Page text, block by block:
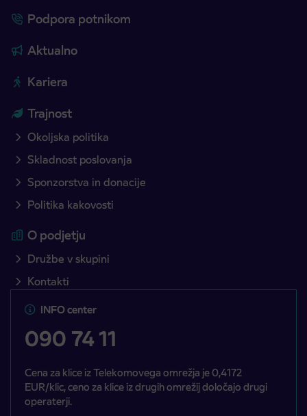
Podpora potnikom
Aktualno
Kariera
Trajnost
Okoljska politika
Skladnost poslovanja
Sponzorstva in donacije
Politika kakovosti
O podjetju
Družbe v skupini
Kontakti
INFO center
090 74 11
Cena za klice iz Telekomovega omrežja je 0,4172
EUR/klic, ceno za klice iz drugih omrežij določajo drugi
operaterji.